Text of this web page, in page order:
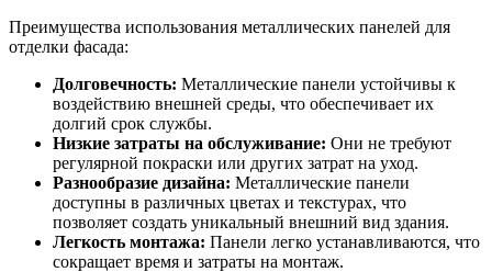
Преимущества использования металлических панелей для
отделки фасада:
Долговечность: Металлические панели устойчивы к
воздействию внешней среды, что обеспечивает их
долгий срок службы.
Низкие затраты на обслуживание: Они не требуют
регулярной покраски или других затрат на уход.
Разнообразие дизайна: Металлические панели
доступны в различных цветах и текстурах, что
позволяет создать уникальный внешний вид здания.
Легкость монтажа: Панели легко устанавливаются, что
сокращает время и затраты на монтаж.